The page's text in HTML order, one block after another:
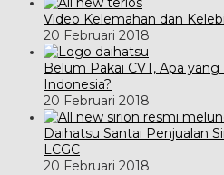
Video Kelemahan dan
20 Februari 2018
Belum Pakai CVT, Apa
Indonesia?
20 Februari 2018
Daihatsu Santai Penjualan
LCGC
20 Februari 2018